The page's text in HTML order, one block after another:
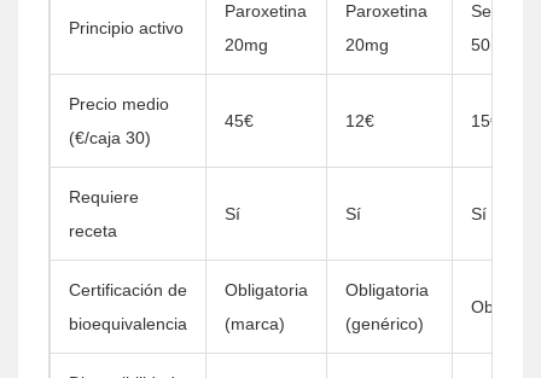
Principio activo
Paroxetina
20mg
Paroxetina
20mg
50mg
Precio medio
(€/caja 30)
45€ 12€ 15€
Requiere
receta
Sí Sí Sí
Certificación de
bioequivalencia
Obligatoria
(marca)
Obligatoria
(genérico)